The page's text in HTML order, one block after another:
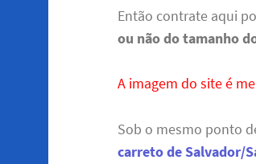
Então contrate aqui
ou não do tamanho
A imagem do site é
Sob o mesmo ponto
carreto de Salvador/